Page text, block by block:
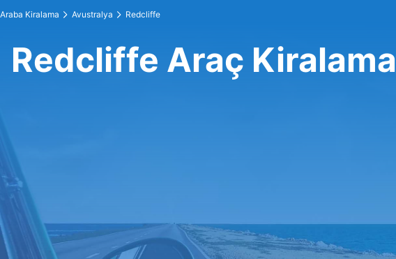
Araba Kiralama Avustralya Redcliffe
Redcliffe Araç Kiralama